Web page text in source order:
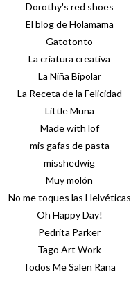
Dorothy's red shoes
El blog de Holamama
Gatotonto
La criatura creativa
La Niña Bipolar
La Receta de la Felicidad
Little Muna
Made with lof
mis gafas de pasta
misshedwig
Muy molón
No me toques las Helvéticas
Oh Happy Day!
Pedrita Parker
Tago Art Work
Todos Me Salen Rana